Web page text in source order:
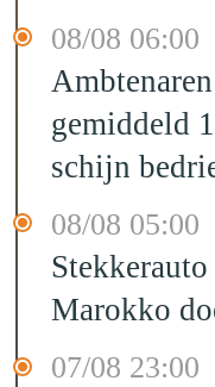
08/08 06:00
gemiddeld
schijn
08/08 05:00
Marokko
07/08 23:00